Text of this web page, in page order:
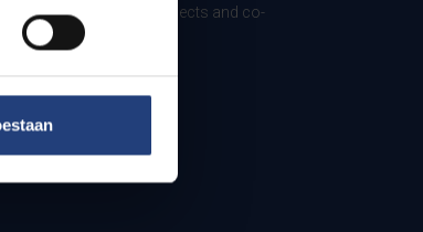
Support our projects and co-